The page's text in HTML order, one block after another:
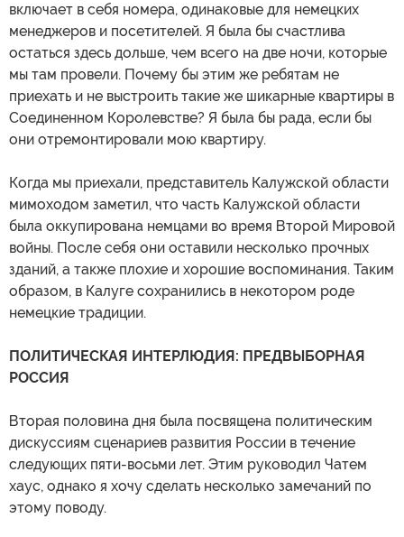
включает в себя номера, одинаковые для немецких
менеджеров и посетителей. Я была бы счастлива
остаться здесь дольше, чем всего на две ночи, которые
мы там провели. Почему бы этим же ребятам не
приехать и не выстроить такие же шикарные квартиры в
Соединенном Королевстве? Я была бы рада, если бы
они отремонтировали мою квартиру.
Когда мы приехали, представитель Калужской области
мимоходом заметил, что часть Калужской области
была оккупирована немцами во время Второй Мировой
войны. После себя они оставили несколько прочных
зданий, а также плохие и хорошие воспоминания. Таким
образом, в Калуге сохранились в некотором роде
немецкие традиции.
ПОЛИТИЧЕСКАЯ ИНТЕРЛЮДИЯ: ПРЕДВЫБОРНАЯ
РОССИЯ
Вторая половина дня была посвящена политическим
дискуссиям сценариев развития России в течение
следующих пяти-восьми лет. Этим руководил Чатем
хаус, однако я хочу сделать несколько замечаний по
этому поводу.